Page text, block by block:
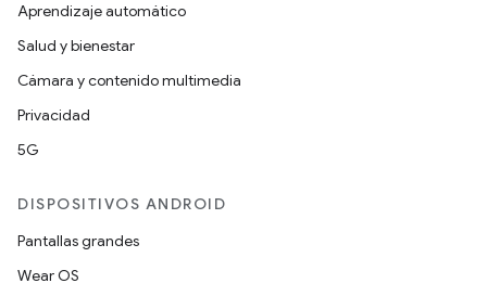
Aprendizaje automático
Salud y bienestar
Cámara y contenido multimedia
Privacidad
5G
DISPOSITIVOS ANDROID
Pantallas grandes
Wear OS